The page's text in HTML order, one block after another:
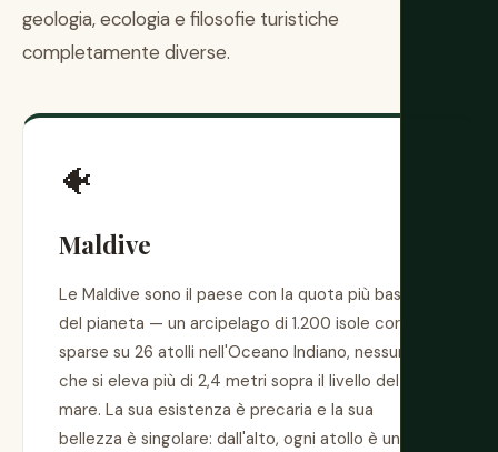
geologia, ecologia e filosofie turistiche
completamente diverse.
🐠
Maldive
Le Maldive sono il paese con la quota più bassa
del pianeta — un arcipelago di 1.200 isole coralline
sparse su 26 atolli nell'Oceano Indiano, nessuna
che si eleva più di 2,4 metri sopra il livello del
mare. La sua esistenza è precaria e la sua
bellezza è singolare: dall'alto, ogni atollo è un